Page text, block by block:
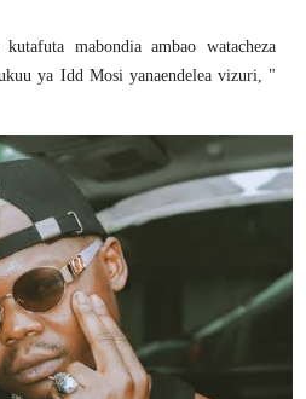
mabondia ambao watacheza
ya Idd Mosi yanaendelea vizuri, "